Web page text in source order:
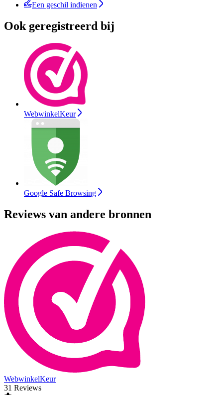
Een geschil indienen
Ook geregistreerd bij
WebwinkelKeur
Google Safe Browsing
Reviews van andere bronnen
WebwinkelKeur
31 Reviews